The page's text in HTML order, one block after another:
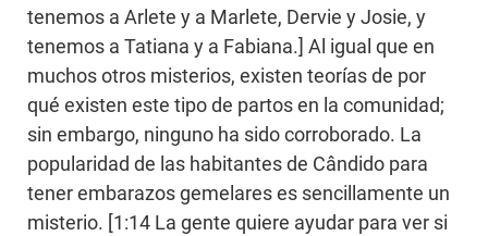
tenemos a Arlete y a Marlete, Dervie y Josie, y
tenemos a Tatiana y a Fabiana.] Al igual que en
muchos otros misterios, existen teorías de por
qué existen este tipo de partos en la comunidad;
sin embargo, ninguno ha sido corroborado. La
popularidad de las habitantes de Cândido para
tener embarazos gemelares es sencillamente un
misterio. [1:14 La gente quiere ayudar para ver si